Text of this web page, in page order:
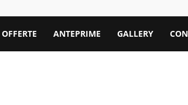
OFFERTE ANTEPRIME GALLERY